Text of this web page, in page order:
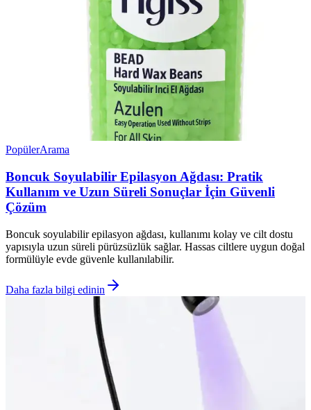
PopülerArama
Boncuk Soyulabilir Epilasyon Ağdası: Pratik
Kullanım ve Uzun Süreli Sonuçlar İçin Güvenli
Çözüm
Boncuk soyulabilir epilasyon ağdası, kullanımı kolay ve cilt dostu
yapısıyla uzun süreli pürüzsüzlük sağlar. Hassas ciltlere uygun doğal
formülüyle evde güvenle kullanılabilir.
Daha fazla bilgi edinin